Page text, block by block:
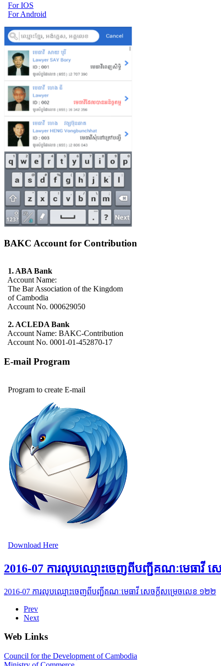
For IOS
For Android
BAKC Account for Contribution
1. ABA Bank
Account Name:
The Bar Association of the Kingdom
of Cambodia
Account No. 000629050
2. ACLEDA Bank
Account Name: BAKC-Contribution
Account No. 0001-01-452870-17
E-mail Program
Program to create E-mail
Download Here
2016-07 ការលុបឈ្មោះចេញពីបញ្ជីគណៈមេធាវី
2016-07 ការលុបឈ្មោះចេញពីបញ្ជីគណៈមេធាវី សេចក្តីសម្រេចលេខ​ ១២២
Prev
Next
Web Links
Council for the Development of Cambodia